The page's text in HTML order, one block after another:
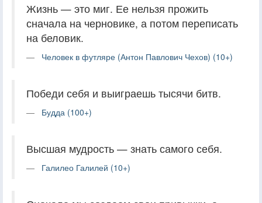
Жизнь — это миг. Ее нельзя прожить
сначала на черновике, а потом переписать
на беловик.
Человек в футляре (Антон Павлович Чехов) (10+)
Победи себя и выиграешь тысячи битв.
Будда (100+)
Высшая мудрость — знать самого себя.
Галилео Галилей (10+)